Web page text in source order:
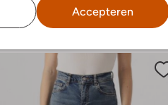
Accepteren